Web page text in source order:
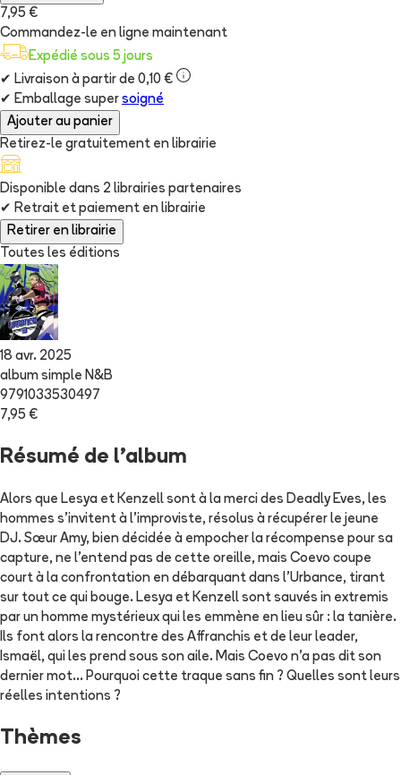
7,95 €
Commandez-le en ligne maintenant
Expédié sous 5 jours
✔ Livraison à partir de 0,10 €
✔ Emballage super soigné
Ajouter au panier
Retirez-le gratuitement en librairie
Disponible dans 2 librairies partenaires
✔ Retrait et paiement en librairie
Retirer en librairie
Toutes les éditions
18 avr. 2025
album simple N&B
9791033530497
7,95 €
Résumé de l'album
Alors que Lesya et Kenzell sont à la merci des Deadly Eves, les
hommes s’invitent à l’improviste, résolus à récupérer le jeune
DJ. Sœur Amy, bien décidée à empocher la récompense pour sa
capture, ne l’entend pas de cette oreille, mais Coevo coupe
court à la confrontation en débarquant dans l'Urbance, tirant
sur tout ce qui bouge. Lesya et Kenzell sont sauvés in extremis
par un homme mystérieux qui les emmène en lieu sûr : la tanière.
Ils font alors la rencontre des Affranchis et de leur leader,
Ismaël, qui les prend sous son aile. Mais Coevo n’a pas dit son
dernier mot… Pourquoi cette traque sans fin ? Quelles sont leurs
réelles intentions ?
Thèmes